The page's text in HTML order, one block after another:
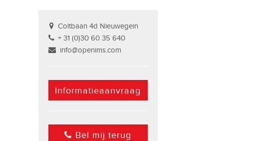
Coltbaan 4d Nieuwegein
+ 31 (0)30 60 35 640
info@openims.com
Informatieaanvraag
Bel mij terug